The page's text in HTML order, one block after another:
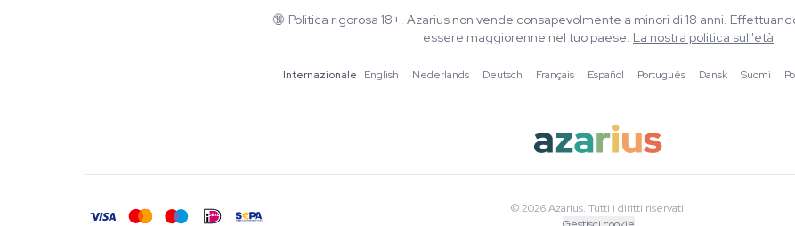
🔞 Politica rigorosa 18+. Azarius non vende consapevolmente a minori di 18 anni.
essere maggiorenne nel tuo paese. La nostra politica sull'età
Internazionale English ·Nederlands ·Deutsch ·Français ·Español ·Português ·Dansk ·Suomi ·
© 2026 Azarius. Tutti i diritti riservati.